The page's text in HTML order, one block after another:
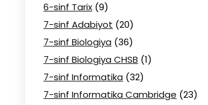
6-sinf Tarix (9)
7-sinf Adabiyot (20)
7-sinf Biologiya (36)
7-sinf Biologiya CHSB (1)
7-sinf Informatika (32)
7-sinf Informatika Cambridge (23)